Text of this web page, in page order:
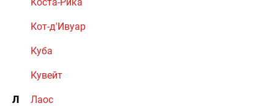
Кот-д'Ивуар
Куба
Кувейт
Л Лаос